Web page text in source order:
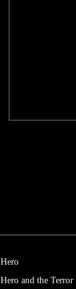
Hero
Hero and the Terror